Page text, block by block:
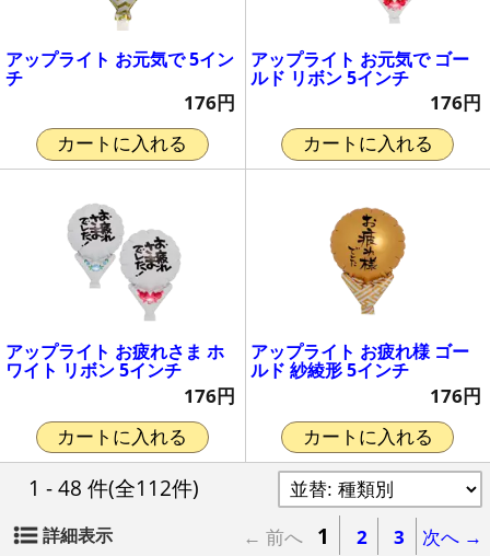
アップライト お元気で 5イン
チ
176円
カートに入れる
アップライト お元気で ゴー
ルド リボン 5インチ
176円
カートに入れる
アップライト お疲れさま ホ
ワイト リボン 5インチ
176円
カートに入れる
アップライト お疲れ様 ゴー
ルド 紗綾形 5インチ
176円
カートに入れる
1 - 48 件(全112件)
詳細表示 ← 前へ 1 2 3 次へ →